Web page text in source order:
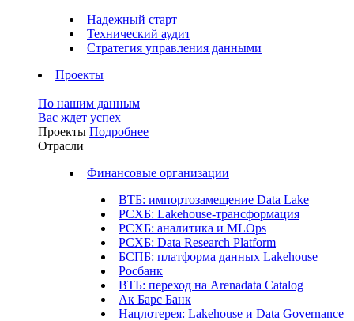
Надежный старт
Технический аудит
Стратегия управления данными
Проекты
По нашим данным
Вас ждет успех
Проекты Подробнее
Отрасли
Финансовые организации
ВТБ: импортозамещение Data Lake
РСХБ: Lakehouse-трансформация
РСХБ: аналитика и MLOps
РСХБ: Data Research Platform
БСПБ: платформа данных Lakehouse
Росбанк
ВТБ: переход на Arenadata Catalog
Ак Барс Банк
Нацлотерея: Lakehouse и Data Governance